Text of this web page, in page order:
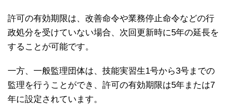
許可の有効期限は、改善命令や業務停止命令などの行
政処分を受けていない場合、次回更新時に5年の延長を
することが可能です。
一方、一般監理団体は、技能実習生1号から3号までの
監理を行うことができ、許可の有効期限は5年または7
年に設定されています。